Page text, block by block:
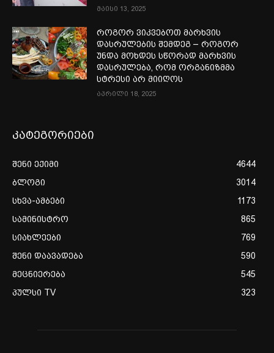
მაისი 13, 2025
როგორ ვიკვებოთ მარხვის
დასრულების შემდეგ – როგორ
უნდა მოხდეს სწორად მარხვის
დასრულება, რომ ორგანიზმმა
სტრესი არ მიიღოს
აპრილი 18, 2025
კატეგორიები
შენი ექიმი
4644
ბლოგი
3014
სხვა-ამბები
1173
სამინისტრო
865
სიახლეები
769
შენი დაავადება
590
მეცნიერება
545
პულსი TV
323